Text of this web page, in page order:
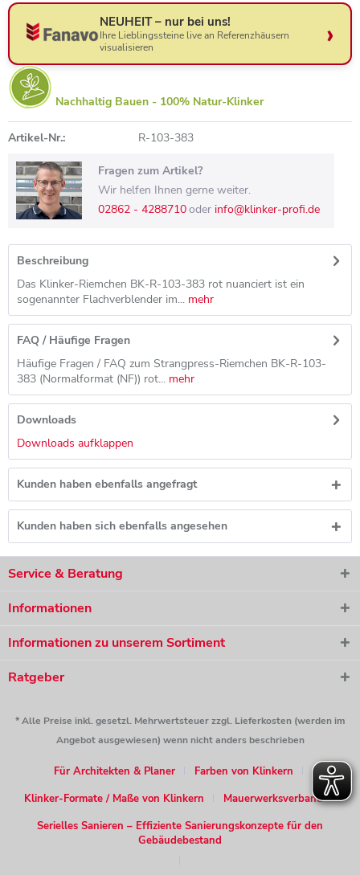
NEUHEIT – nur bei uns!
Ihre Lieblingssteine live an Referenzhäusern
visualisieren
Nachhaltig Bauen - 100% Natur-Klinker
Artikel-Nr.: R-103-383
Fragen zum Artikel?
Wir helfen Ihnen gerne weiter.
02862 - 4288710oder info@klinker-profi.de
Beschreibung
Das Klinker-Riemchen BK-R-103-383 rot nuanciert ist ein
sogenannter Flachverblender im... mehr
FAQ / Häufige Fragen
Häufige Fragen / FAQ zum Strangpress-Riemchen BK-R-103-
383 (Normalformat (NF)) rot... mehr
Downloads
Downloads aufklappen
Kunden haben ebenfalls angefragt
Kunden haben sich ebenfalls angesehen
Service & Beratung
Informationen
Informationen zu unserem Sortiment
Ratgeber
* Alle Preise inkl. gesetzl. Mehrwertsteuer zzgl. Lieferkosten (werden im
Angebot ausgewiesen) wenn nicht anders beschrieben
Für Architekten & Planer
Farben von Klinkern
Klinker-Formate / Maße von Klinkern
Mauerwerksverband
Serielles Sanieren – Effiziente Sanierungskonzepte für den
Gebäudebestand